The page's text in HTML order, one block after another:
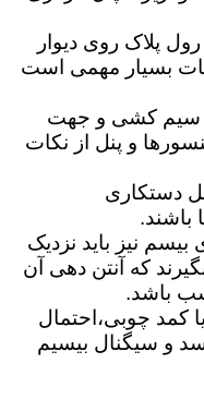
رول پلاک روی دیوار
نکات بسیار مهمی است
سیم کشی و جهت
و پنل از نکات
دستکاری
باشند.
نیز باید نزدیک
که آنتن دهی آن
باشد.
کمد چوبی،احتمال
و سیگنال بیسیم